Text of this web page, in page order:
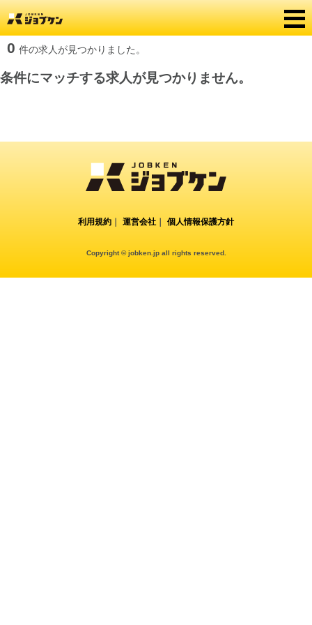
0 件の求人が見つかりました。
条件にマッチする求人が見つかりません。
利用規約 運営会社 個人情報保護方針
Copyright © jobken.jp all rights reserved.